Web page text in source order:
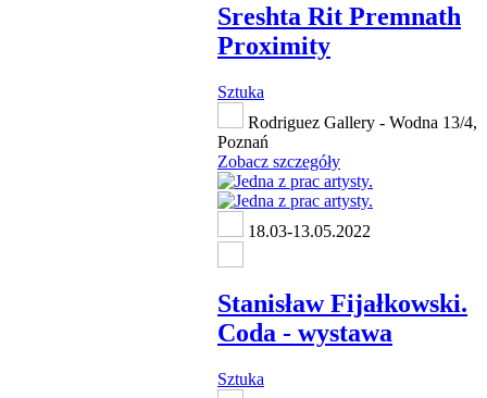
Sreshta Rit Premnath
Proximity
Sztuka
Rodriguez Gallery - Wodna 13/4,
Poznań
Zobacz szczegóły
18.03-13.05.2022
Stanisław Fijałkowski.
Coda - wystawa
Sztuka